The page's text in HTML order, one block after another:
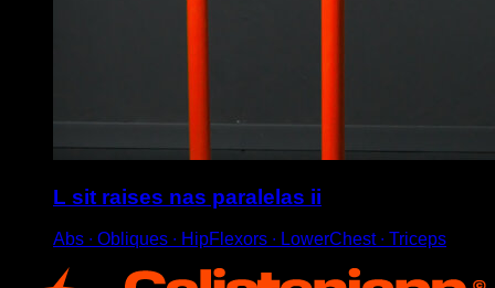
L sit raises nas paralelas ii
Abs ∙ Obliques ∙ HipFlexors ∙ LowerChest ∙ Triceps